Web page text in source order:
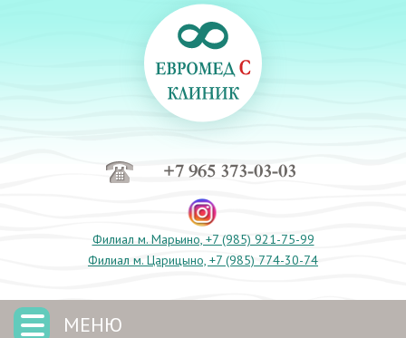
+7 965 373-03-03
Филиал м. Марьино, +7 (985) 921-75-99
Филиал м. Царицыно, +7 (985) 774-30-74
МЕНЮ